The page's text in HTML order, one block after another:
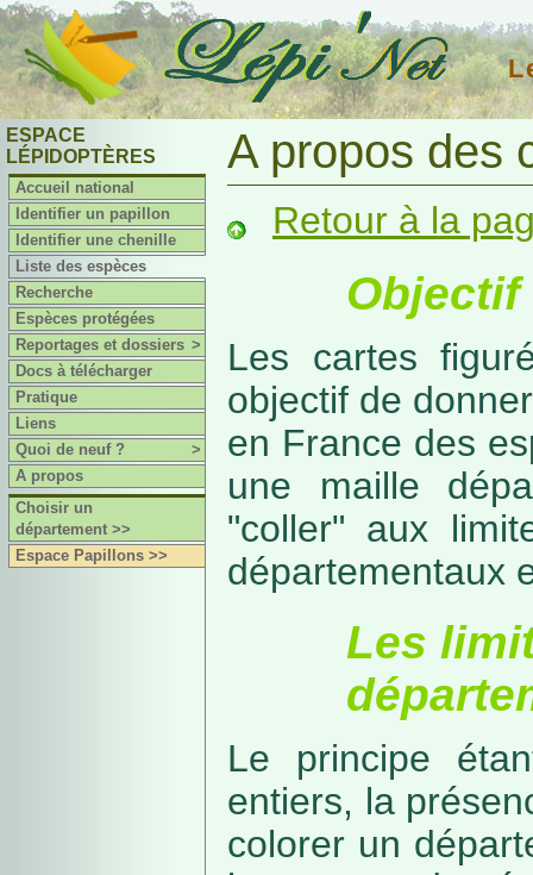
ESPACE
LÉPIDOPTÈRES
Accueil national
Identifier un papillon
Identifier une chenille
Liste des espèces
Recherche
Espèces protégées
Reportages et dossiers >
Docs à télécharger
Pratique
Liens
Quoi de neuf ?
>
A propos
Choisir un
département >>
Espace Papillons >>
A propos des
Retour à la
Objectif
Les cartes
objectif de
en France des
une maille
"coller" aux
départementaux
Les
Le principe
entiers, la
colorer un